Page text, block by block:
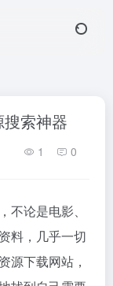
索神器
1 0
论是电影、
料，几乎一切
源下载网站，